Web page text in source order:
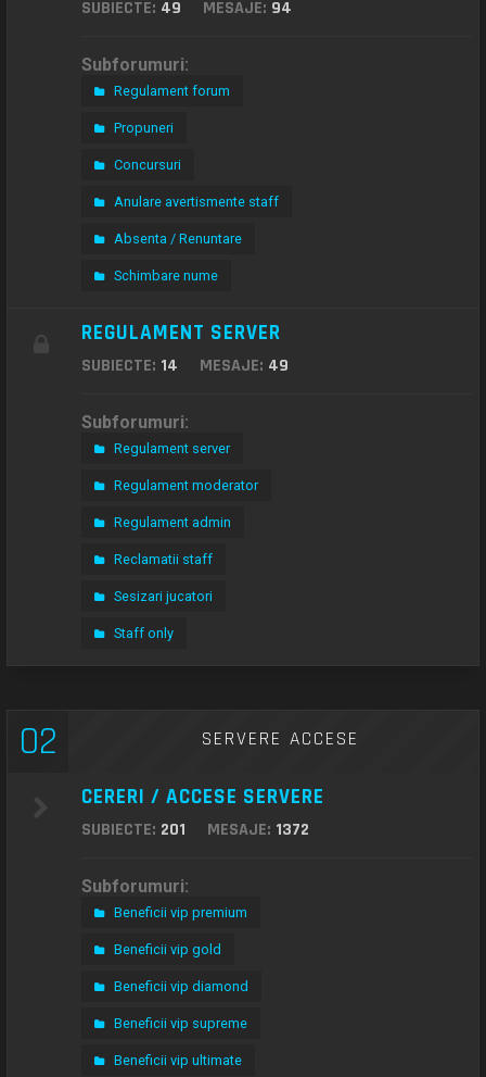
SUBIECTE: 49 MESAJE: 94
Subforumuri:
Regulament forum
Propuneri
Concursuri
Anulare avertismente staff
Absenta / Renuntare
Schimbare nume
REGULAMENT SERVER
SUBIECTE: 14 MESAJE: 49
Subforumuri:
Regulament server
Regulament moderator
Regulament admin
Reclamatii staff
Sesizari jucatori
Staff only
02 SERVERE ACCESE
CERERI / ACCESE SERVERE
SUBIECTE: 201 MESAJE: 1372
Subforumuri:
Beneficii vip premium
Beneficii vip gold
Beneficii vip diamond
Beneficii vip supreme
Beneficii vip ultimate